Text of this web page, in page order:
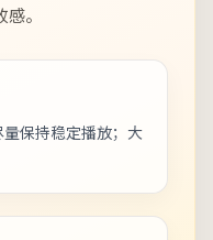
。
保持稳定播放；大